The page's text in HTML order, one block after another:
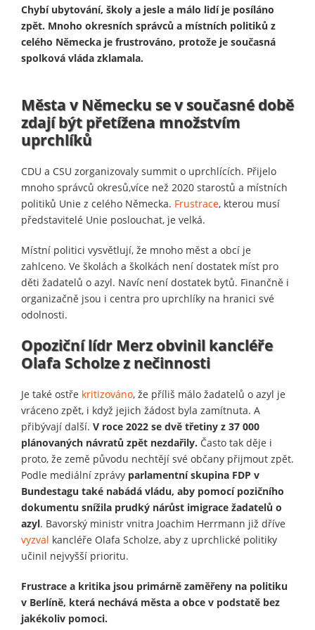
Chybí ubytování, školy a jesle a málo lidí je posíláno
zpět. Mnoho okresních správců a místních politiků z
celého Německa je frustrováno, protože je současná
spolková vláda zklamala.
Města v Německu se v současné době
zdají být přetížena množstvím
uprchlíků
CDU a CSU zorganizovaly summit o uprchlících. Přijelo
mnoho správců okresů,více než 2020 starostů a místních
politiků Unie z celého Německa. Frustrace, kterou musí
představitelé Unie poslouchat, je velká.
Místní politici vysvětlují, že mnoho měst a obcí je
zahlceno. Ve školách a školkách není dostatek míst pro
děti žadatelů o azyl. Navíc není dostatek bytů. Finančně i
organizačně jsou i centra pro uprchlíky na hranici své
odolnosti.
Opoziční lídr Merz obvinil kancléře
Olafa Scholze z nečinnosti
Je také ostře kritizováno, že příliš málo žadatelů o azyl je
vráceno zpět, i když jejich žádost byla zamítnuta. A
přibývají další. V roce 2022 se dvě třetiny z 37 000
plánovaných návratů zpět nezdařily. Často tak děje i
proto, že země původu nechtějí své občany přijmout zpět.
Podle mediální zprávy parlamentní skupina FDP v
Bundestagu také nabádá vládu, aby pomocí pozičního
dokumentu snížila prudký nárůst imigrace žadatelů o
azyl. Bavorský ministr vnitra Joachim Herrmann již dříve
vyzval kancléře Olafa Scholze, aby z uprchlické politiky
učinil nejvyšší prioritu.
Frustrace a kritika jsou primárně zaměřeny na politiku
v Berlíně, která nechává města a obce v podstatě bez
jakékoliv pomoci.